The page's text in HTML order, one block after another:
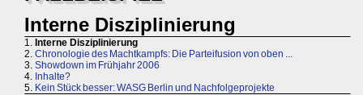
Interne Disziplinierung
1. Interne Disziplinierung
2. Chronologie des Machtkampfs: Die Parteifusion von oben ...
3. Showdown im Frühjahr 2006
4. Inhalte?
5. Kein Stück besser: WASG Berlin und Nachfolgeprojekte